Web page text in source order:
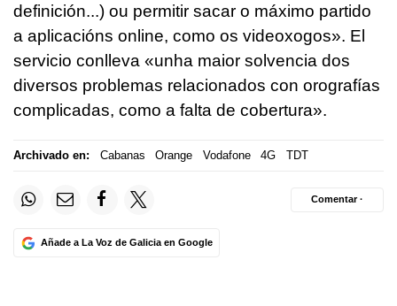
definición...) ou permitir sacar o máximo partido
a aplicacións online, como os videoxogos». El
servicio conlleva «unha maior solvencia dos
diversos problemas relacionados con orografías
complicadas, como a falta de cobertura».
Archivado en: Cabanas Orange Vodafone 4G TDT
Añade a La Voz de Galicia en Google
Comentar ·